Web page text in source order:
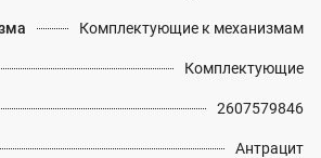
Комплектующие к механизмам
Комплектующие
2607579846
Антрацит